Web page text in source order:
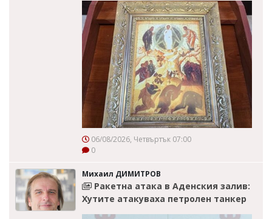
06/08/2026, Четвъртък 07:00
0
Михаил ДИМИТРОВ
Ракетна атака в Аденския залив:
Хутите атакуваха петролен танкер